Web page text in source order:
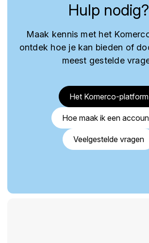
Hulp nodig?
Maak kennis met het
ontdek hoe je kan bieden of
meest gestelde
Het Komerco-platform
Hoe maak ik een
Veelgestelde vragen